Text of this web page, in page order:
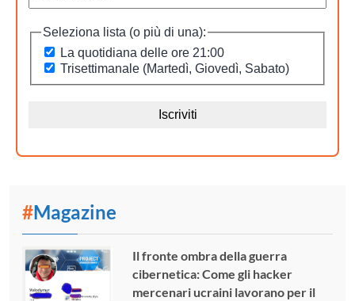
#Magazine
Il fronte ombra della guerra
cibernetica: Come gli hacker
mercenari ucraini lavorano per il